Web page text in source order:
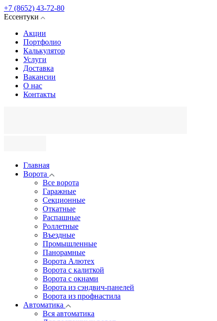
+7 (8652) 43-72-80
Ессентуки
Акции
Портфолио
Калькулятор
Услуги
Доставка
Вакансии
О нас
Контакты
Главная
Ворота
Все ворота
Гаражные
Секционные
Откатные
Распашные
Роллетные
Въездные
Промышленные
Панорамные
Ворота Алютех
Ворота с калиткой
Ворота c окнами
Ворота из сэндвич-панелей
Ворота из профнастила
Автоматика
Вся автоматика